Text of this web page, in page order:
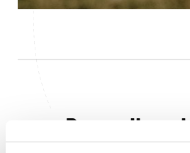
Pour aller